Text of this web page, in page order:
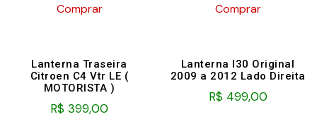
Comprar Comprar
Lanterna Traseira
Citroen C4 Vtr LE (
MOTORISTA )
R$ 399,00
Lanterna I30 Original
2009 a 2012 Lado Direita
R$499,00